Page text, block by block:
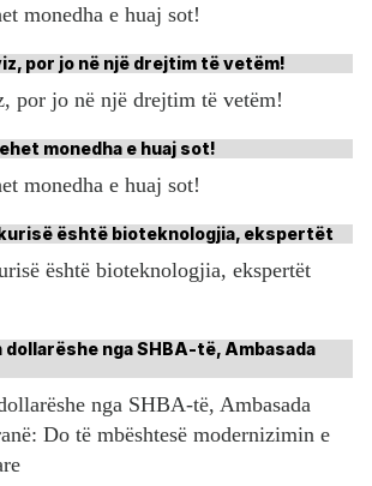
monedha e huaj sot!
por jo në një drejtim të vetëm!
monedha e huaj sot!
është bioteknologjia, ekspertët
nga SHBA-të, Ambasada
Do të mbështesë modernizimin e